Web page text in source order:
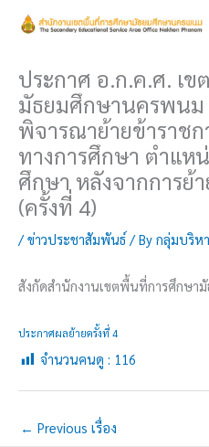
ประกาศ อ.ก.ค.ศ. เ
มัธยมศึกษานครพนม
พิจารณาย้ายข้าราช
ทางการศึกษา ตำแห
ศึกษา หลังจากการย้
(ครั้งที่ 4)
/ข่าวประชาสัมพันธ์ / By กลุ่มบริห
สังกัดสำนักงานเขตพื้นที่การศึกษา
ประกาศผลย้ายครั้งที่ 4
จำนวนคนดู : 116
← Previous เรื่อง